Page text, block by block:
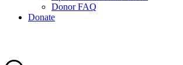
Donor FAQ
Donate